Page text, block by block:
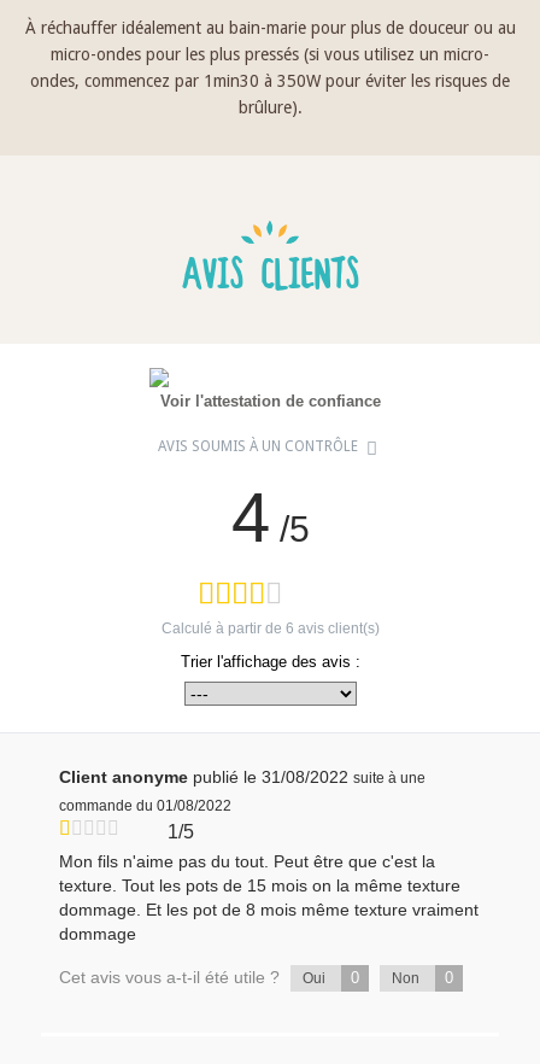
À réchauffer idéalement au bain-marie pour plus de douceur ou au
micro-ondes pour les plus pressés (si vous utilisez un micro-
ondes, commencez par 1min30 à 350W pour éviter les risques de
brûlure).
AVIS CLIENTS
Voir l'attestation de confiance
AVIS SOUMIS À UN CONTRÔLE
4 /5
Calculé à partir de 6 avis client(s)
Trier l'affichage des avis :
Client anonyme publié le 31/08/2022 suite à une
commande du 01/08/2022
1/5
Mon fils n'aime pas du tout. Peut être que c'est la
texture. Tout les pots de 15 mois on la même texture
dommage. Et les pot de 8 mois même texture vraiment
dommage
Cet avis vous a-t-il été utile ? Oui 0 Non 0